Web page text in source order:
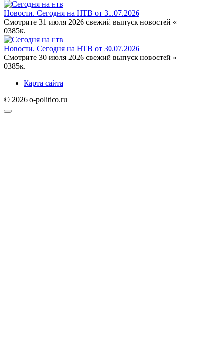
Новости. Сегодня на НТВ от 31.07.2026
Смотрите 31 июля 2026 свежий выпуск новостей «
0385к.
Новости. Сегодня на НТВ от 30.07.2026
Смотрите 30 июля 2026 свежий выпуск новостей «
0385к.
Карта сайта
© 2026 o-politico.ru